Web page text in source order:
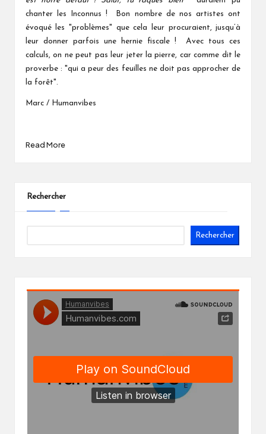
chanter les Inconnus ! Bon nombre de nos artistes ont
évoqué les "problèmes" que cela leur procuraient, jusqu’à
leur donner parfois une hernie fiscale ! Avec tous ces
calculs, on ne peut pas leur jeter la pierre, car comme dit le
proverbe : "qui a peur des feuilles ne doit pas approcher de
la forêt".
Marc / Humanvibes
Read More
Rechercher
Rechercher